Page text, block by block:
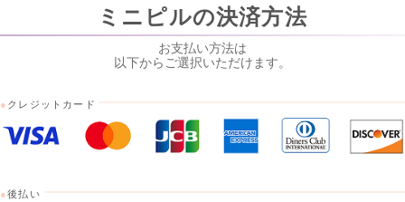
ミニピルの決済方法
お支払い方法は
以下からご選択いただけます。
● クレジットカード
●後払い